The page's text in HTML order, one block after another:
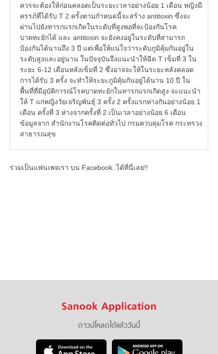
ควรจะต้องให้ก่อนคลอดเป็นระยะเวลาอย่างน้อย 1 เดือน หญิงมี
ครรภ์ที่ได้รับ T 2 ครั้งตามกำหนดนี้จะสร้าง antitoxin ซึ่งจะ
ผ่านไปยังทารกแรกเกิดในระดับที่สูงพอที่จะป้องกันโรค
บาดทะยักได้ และ antitoxin จะยังคงอยู่ในระดับที่สามารถ
ป้องกันได้นานถึง 3 ปี แต่เพื่อให้แน่ใจว่าระดับภูมิคุ้มกันอยู่ใน
ระดับสูงและอยู่นาน ในปัจจุบันจึงแนะนำให้ฉีด T เข็มที่ 3 ใน
ระยะ 6-12 เดือนหลังเข็มที่ 2 ซึ่งอาจจะให้ในระยะหลังคลอด
การได้รับ 3 ครั้ง จะทำให้ระยะภูมิคุ้มกันอยู่ได้นาน 10 ปี ใน
พื้นที่ที่มีอุบัติการณ์โรคบาดทะยักในทารกแรกเกิดสูง จะแนะนำ
ให้ T แก่หญิงวัยเจริญพันธุ์ 3 ครั้ง 2 ครั้งแรกห่างกันอย่างน้อย 1
เดือน ครั้งที่ 3 ห่างจากครั้งที่ 2 เป็นเวลาอย่างน้อย 6 เดือน
ข้อมูลจาก สำนักงานโรคติดต่อทั่วไป กรมควบคุมโรค กระทรวง
สาธารณสุข
ร่วมเป็นแฟนเพจเรา บน Facebook..ได้ที่นี่เลย!!
Sanook Application
ดาวน์โหลดได้แล้ววันนี้